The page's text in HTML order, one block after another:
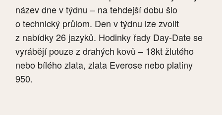
název dne v týdnu – na tehdejší dobu šlo
o technický průlom. Den v týdnu lze zvolit
z nabídky 26 jazyků. Hodinky řady Day-Date se
vyrábějí pouze z drahých kovů – 18kt žlutého
nebo bílého zlata, zlata Everose nebo platiny
950.